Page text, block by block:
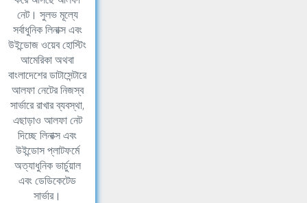
নেট। সুলভ মূল্যে
সর্বাধুনিক লিনাক্স এবং
উইন্ডোজ ওয়েব হোস্টিং
আমেরিকা অথবা
বাংলাদেশের ডাটাসেন্টারে
আলফা নেটের নিজস্ব
সার্ভারে রাখার ব্যবস্থা,
এছাড়াও আলফা নেট
দিচ্ছে লিনাক্স এবং
উইন্ডোস প্লাটফর্মে
অত্যাধুনিক ভার্চুয়াল
এবং ডেডিকেটেড
সার্ভার।